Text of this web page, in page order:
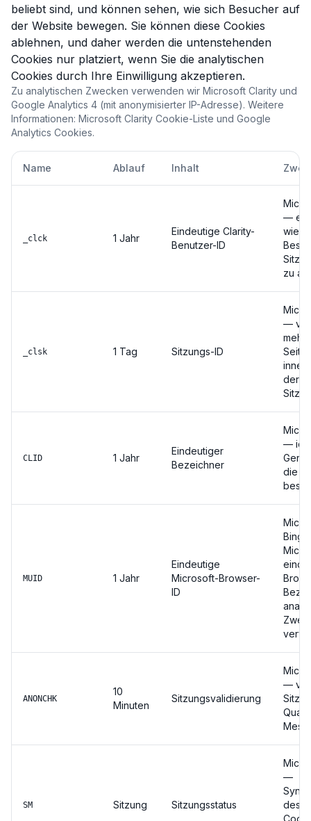
beliebt sind, und können sehen, wie sich Besucher auf
der Website bewegen. Sie können diese Cookies
ablehnen, und daher werden die untenstehenden
Cookies nur platziert, wenn Sie die analytischen
Cookies durch Ihre Einwilligung akzeptieren.
Zu analytischen Zwecken verwenden wir Microsoft Clarity und
Google Analytics 4 (mit anonymisierter IP-Adresse). Weitere
Informationen: Microsoft Clarity Cookie-Liste und Google
Analytics Cookies.
Name Ablauf Inhalt
_clck 1 Jahr
Eindeutige Clarity-
Benutzer-ID
—
zu
_clsk 1 Tag Sitzungs-ID
—
CLID 1 Jahr
Eindeutiger
Bezeichner
—
die
MUID 1 Jahr
Eindeutige
Microsoft-Browser-
ID
Bing
ANONCHK
10
Minuten
Sitzungsvalidierung
—
SM Sitzung Sitzungsstatus
—
des